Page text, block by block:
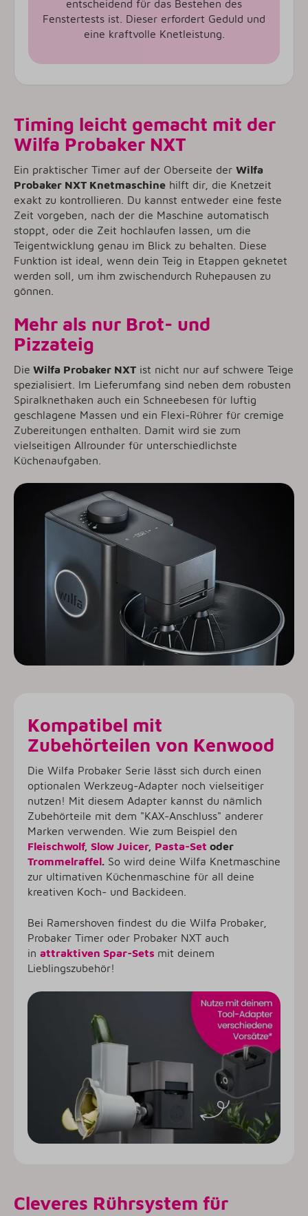
entscheidend für das Bestehen des
Fenstertests ist. Dieser erfordert Geduld und
eine kraftvolle Knetleistung.
Timing leicht gemacht mit der
Wilfa Probaker NXT
Ein praktischer Timer auf der Oberseite der Wilfa
Probaker NXT Knetmaschine hilft dir, die Knetzeit
exakt zu kontrollieren. Du kannst entweder eine feste
Zeit vorgeben, nach der die Maschine automatisch
stoppt, oder die Zeit hochlaufen lassen, um die
Teigentwicklung genau im Blick zu behalten. Diese
Funktion ist ideal, wenn dein Teig in Etappen geknetet
werden soll, um ihm zwischendurch Ruhepausen zu
gönnen.
Mehr als nur Brot- und
Pizzateig
Die Wilfa Probaker NXT ist nicht nur auf schwere Teige
spezialisiert. Im Lieferumfang sind neben dem robusten
Spiralknethaken auch ein Schneebesen für luftig
geschlagene Massen und ein Flexi-Rührer für cremige
Zubereitungen enthalten. Damit wird sie zum
vielseitigen Allrounder für unterschiedlichste
Küchenaufgaben.
Kompatibel mit
Zubehörteilen von Kenwood
Die Wilfa Probaker Serie lässt sich durch einen
optionalen Werkzeug-Adapter noch vielseitiger
nutzen! Mit diesem Adapter kannst du nämlich
Zubehörteile mit dem "KAX-Anschluss" anderer
Marken verwenden. Wie zum Beispiel den
Fleischwolf, Slow Juicer, Pasta-Set oder
Trommelraffel. So wird deine Wilfa Knetmaschine
zur ultimativen Küchenmaschine für all deine
kreativen Koch- und Backideen.
Bei Ramershoven findest du die Wilfa Probaker,
Probaker Timer oder Probaker NXT auch
in attraktiven Spar-Sets mit deinem
Lieblingszubehör!
Cleveres Rührsystem für